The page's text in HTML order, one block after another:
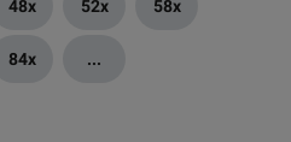
48x 52x 58x
84x ...